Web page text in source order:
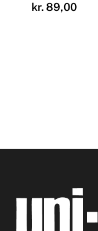
kr.89,00